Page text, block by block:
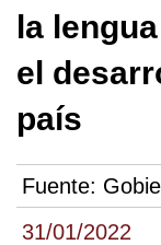
31/01/2022
la
el
país
Fuente: